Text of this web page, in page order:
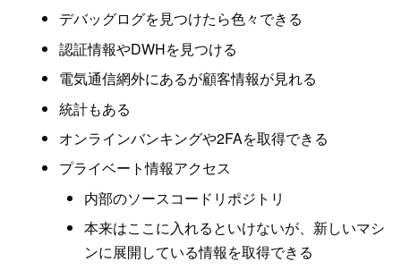
デバッグログを見つけたら色々できる
認証情報やDWHを見つける
電気通信網外にあるが顧客情報が見れる
統計もある
オンラインバンキングや2FAを取得できる
プライベート情報アクセス
内部のソースコードリポジトリ
本来はここに入れるといけないが、新しいマシ
ンに展開している情報を取得できる